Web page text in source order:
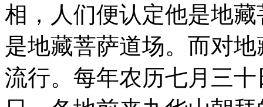
相，人们便认定他是地
是地藏菩萨道场。而对
流行。每年农历七月三